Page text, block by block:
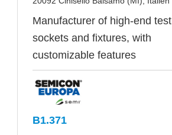
Manufacturer of high-end test
sockets and fixtures, with
customizable features
B1.371